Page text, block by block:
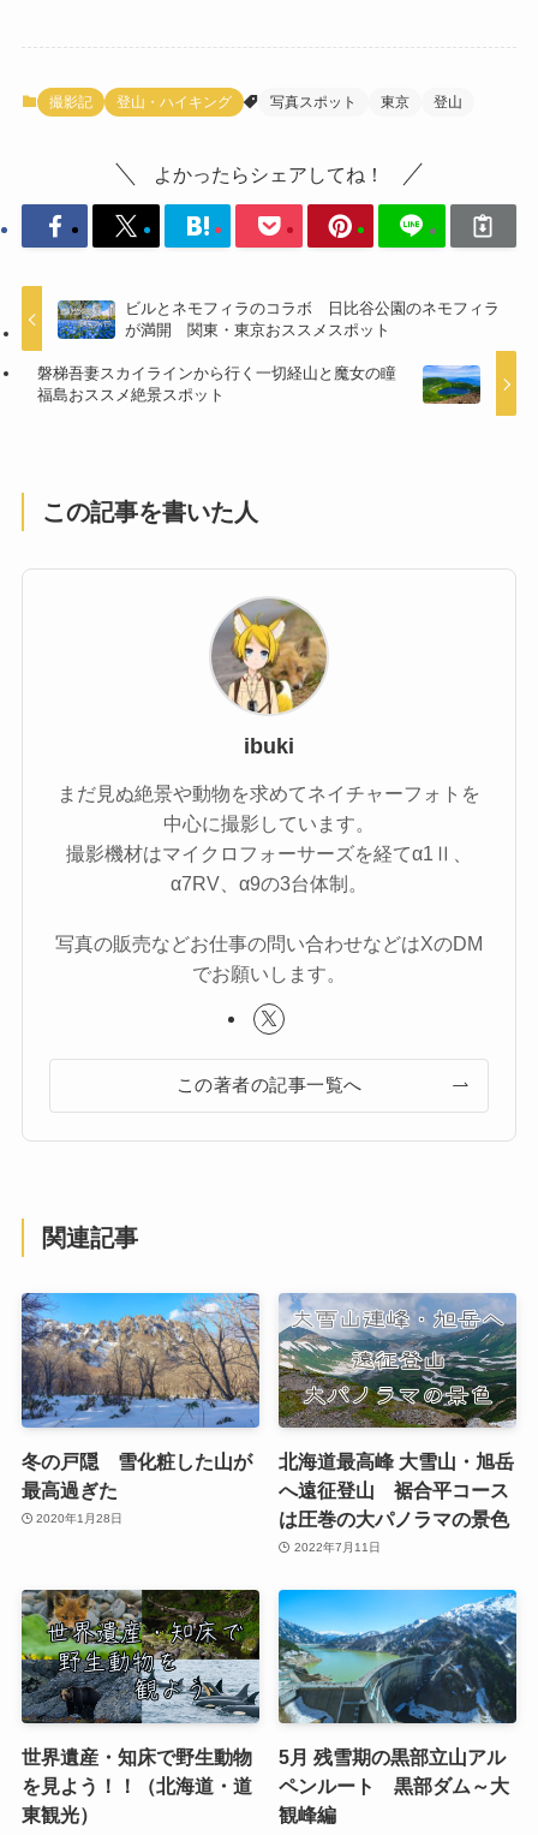
撮影記 登山・ハイキング 写真スポット 東京 登山
よかったらシェアしてね！
ビルとネモフィラのコラボ 日比谷公園のネモフィラ
が満開 関東・東京おススメスポット
磐梯吾妻スカイラインから行く一切経山と魔女の瞳
福島おススメ絶景スポット
この記事を書いた人
ibuki
まだ見ぬ絶景や動物を求めてネイチャーフォトを
中心に撮影しています。
撮影機材はマイクロフォーサーズを経てα1Ⅱ、
α7RV、α9の3台体制。
写真の販売などお仕事の問い合わせなどはXのDM
でお願いします。
この著者の記事一覧へ
関連記事
冬の戸隠 雪化粧した山が
最高過ぎた
2020年1月28日
北海道最高峰 大雪山・旭岳
へ遠征登山 裾合平コース
は圧巻の大パノラマの景色
2022年7月11日
世界遺産・知床で野生動物
を見よう！！（北海道・道
東観光）
5月 残雪期の黒部立山アル
ペンルート 黒部ダム～大
観峰編